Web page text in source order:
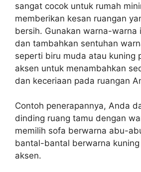
sangat cocok untuk rumah
memberikan kesan ruangan
bersih. Gunakan warna-warna
dan tambahkan sentuhan
seperti biru muda atau kuning
aksen untuk menambahkan
dan keceriaan pada ruangan
Contoh penerapannya, Anda
dinding ruang tamu dengan
memilih sofa berwarna abu-
bantal-bantal berwarna
aksen.